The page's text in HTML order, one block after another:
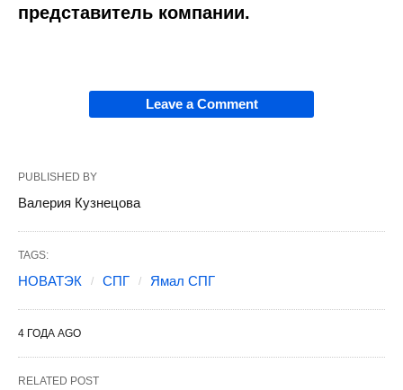
представитель компании.
Leave a Comment
PUBLISHED BY
Валерия Кузнецова
TAGS:
НОВАТЭК СПГ Ямал СПГ
4 ГОДА AGO
RELATED POST